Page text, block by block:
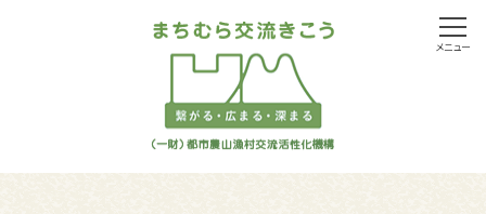
メニュー